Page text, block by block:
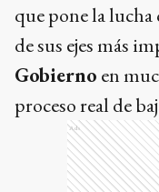
que pone la
de sus ejes más
Gobierno en
proceso real de
Ads